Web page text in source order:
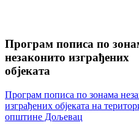
Програм пописа по
незаконито изграђених
објеката
Програм пописа по зонама
изграђених објеката на
општине Дољевац